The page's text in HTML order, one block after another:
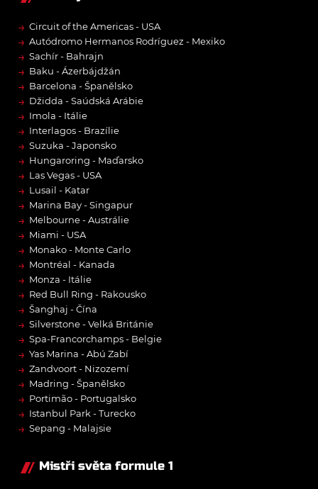
→ Circuit of the Americas - USA
→ Autódromo Hermanos Rodríguez - Mexiko
→ Sachír - Bahrajn
→ Baku - Ázerbájdžán
→ Barcelona - Španělsko
→ Džidda - Saúdská Arábie
→ Imola - Itálie
→ Interlagos - Brazílie
→ Suzuka - Japonsko
→ Hungaroring - Maďarsko
→ Las Vegas - USA
→ Lusail - Katar
→ Marina Bay - Singapur
→ Melbourne - Austrálie
→ Miami - USA
→ Monako - Monte Carlo
→ Montréal - Kanada
→ Monza - Itálie
→ Red Bull Ring - Rakousko
→ Šanghaj - Čína
→ Silverstone - Velká Británie
→ Spa-Francorchamps - Belgie
→ Yas Marina - Abú Zabí
→ Zandvoort - Nizozemí
→ Madring - Španělsko
→ Portimão - Portugalsko
→ Istanbul Park - Turecko
→ Sepang - Malajsie
Mistři světa formule 1